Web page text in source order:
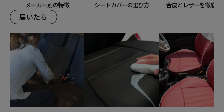
メーカー別の特徴 シートカバーの選び方 合皮とレザーを徹底比
届いたら